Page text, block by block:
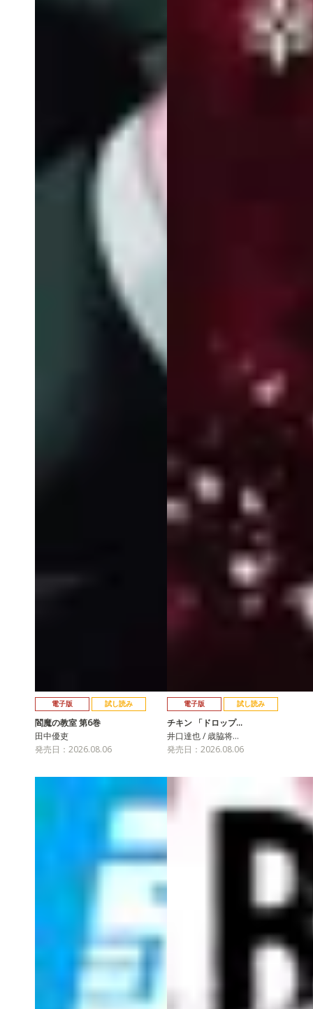
電子版 試し読み
閻魔の教室 第6巻
田中優吏
発売日：2026.08.06
電子版 試し読み
チキン 「ドロップ…
井口達也 / 歳脇将…
発売日：2026.08.06